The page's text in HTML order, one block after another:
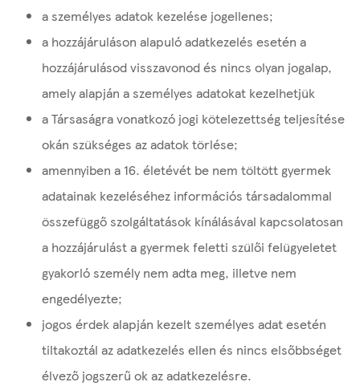
a személyes adatok kezelése jogellenes;
a hozzájáruláson alapuló adatkezelés esetén a
hozzájárulásod visszavonod és nincs olyan jogalap,
amely alapján a személyes adatokat kezelhetjük
a Társaságra vonatkozó jogi kötelezettség teljesítése
okán szükséges az adatok törlése;
amennyiben a 16. életévét be nem töltött gyermek
adatainak kezeléséhez információs társadalommal
összefüggő szolgáltatások kínálásával kapcsolatosan
a hozzájárulást a gyermek feletti szülői felügyeletet
gyakorló személy nem adta meg, illetve nem
engedélyezte;
jogos érdek alapján kezelt személyes adat esetén
tiltakoztál az adatkezelés ellen és nincs elsőbbséget
élvező jogszerű ok az adatkezelésre.